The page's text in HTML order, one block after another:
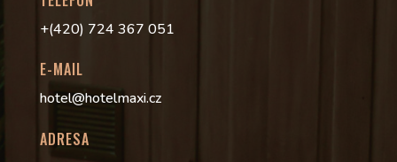
+(420) 724 367 051
E-MAIL
hotel@hotelmaxi.cz
ADRESA